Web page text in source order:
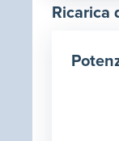
Ricarica